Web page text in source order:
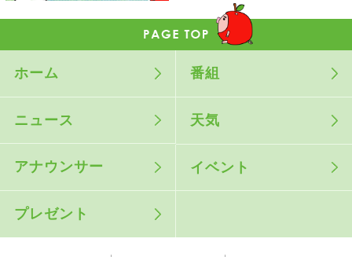
ホーム 番組
ニュース 天気
アナウンサー イベント
プレゼント